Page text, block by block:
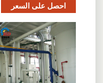
احصل على السعر